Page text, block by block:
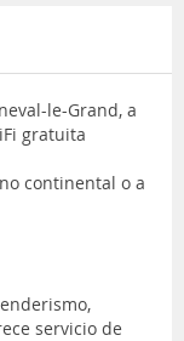
le-Grand, a
gratuita
continental o a
servicio de